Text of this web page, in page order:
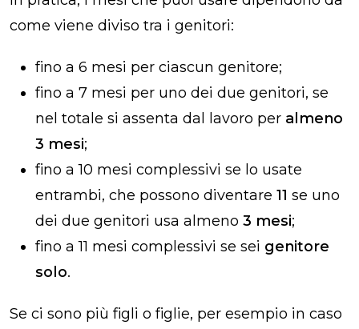
come viene diviso tra i genitori:
fino a 6 mesi per ciascun genitore;
fino a 7 mesi per uno dei due genitori, se
nel totale si assenta dal lavoro per almeno
3 mesi;
fino a 10 mesi complessivi se lo usate
entrambi, che possono diventare 11 se uno
dei due genitori usa almeno 3 mesi;
fino a 11 mesi complessivi se sei genitore
solo.
Se ci sono più figli o figlie, per esempio in caso